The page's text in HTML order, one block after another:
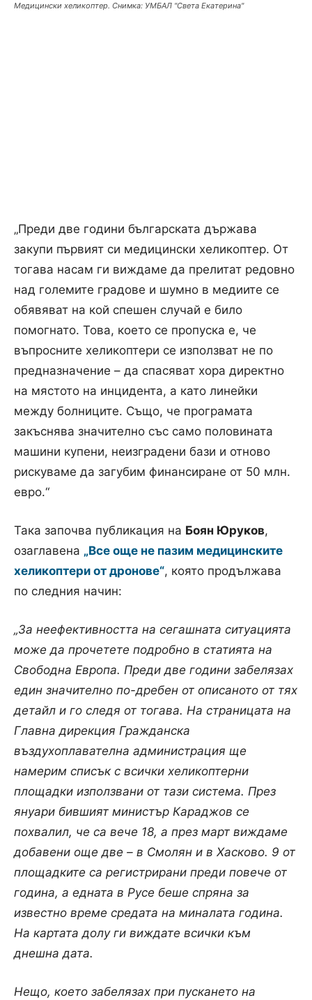
Медицински хеликоптер. Снимка: УМБАЛ "Света Екатерина"
„Преди две години българската държава
закупи първият си медицински хеликоптер. От
тогава насам ги виждаме да прелитат редовно
над големите градове и шумно в медиите се
обявяват на кой спешен случай е било
помогнато. Това, което се пропуска е, че
въпросните хеликоптери се използват не по
предназначение – да спасяват хора директно
на мястото на инцидента, а като линейки
между болниците. Също, че програмата
закъснява значително със само половината
машини купени, неизградени бази и отново
рискуваме да загубим финансиране от 50 млн.
евро.“
Така започва публикация на Боян Юруков,
озаглавена „Все още не пазим медицинските
хеликоптери от дронове“, която продължава
по следния начин:
„За неефективността на сегашната ситуацията
може да прочетете подробно в статията на
Свободна Европа. Преди две години забелязах
един значително по-дребен от описаното от тях
детайл и го следя от тогава. На страницата на
Главна дирекция Гражданска
въздухоплавателна администрация ще
намерим списък с всички хеликоптерни
площадки използвани от тази система. През
януари бившият министър Караджов се
похвалил, че са вече 18, а през март виждаме
добавени още две – в Смолян и в Хасково. 9 от
площадките са регистрирани преди повече от
година, а едната в Русе беше спряна за
известно време средата на миналата година.
На картата долу ги виждате всички към
днешна дата.
Нещо, което забелязах при пускането на